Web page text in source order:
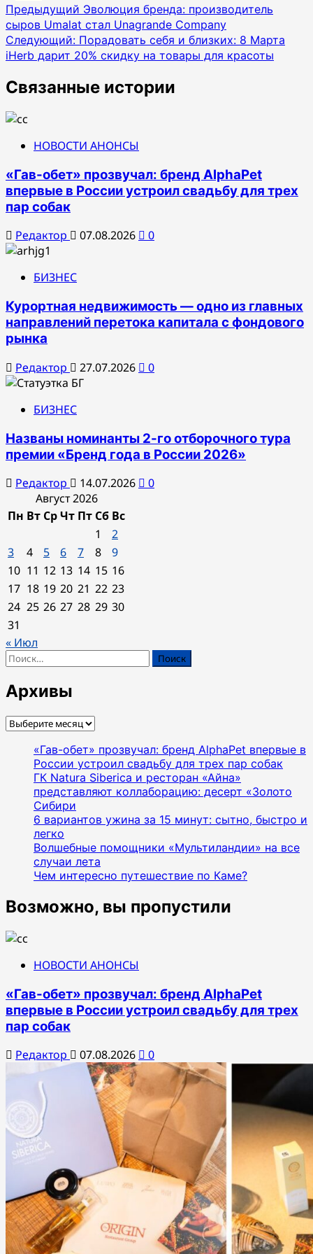
Навигация
по
записям
Предыдущий Эволюция бренда: производитель
сыров Umalat стал Unagrande Company
Следующий: Порадовать себя и близких: 8 Марта
iHerb дарит 20% скидку на товары для красоты
Связанные истории
НОВОСТИ АНОНСЫ
«Гав-обет» прозвучал: бренд AlphaPet
впервые в России устроил свадьбу для трех
пар собак
Редактор 07.08.2026 0
БИЗНЕС
Курортная недвижимость — одно из главных
направлений перетока капитала с фондового
рынка
Редактор 27.07.2026 0
БИЗНЕС
Названы номинанты 2-го отборочного тура
премии «Бренд года в России 2026»
Редактор 14.07.2026
0
Август 2026
Пн Вт СрЧт Пт Сб Вс
1
2
3
4 5 6 7 8
9
10 11 12 13 14 15 16
17 18 19 20 21 22 23
24 25 26 27 28 29 30
31
« Июл
Найти:
Архивы
Архивы
«Гав-обет» прозвучал: бренд AlphaPet впервые в
России устроил свадьбу для трех пар собак
ГК Natura Siberica и ресторан «Айна»
представляют коллаборацию: десерт «Золото
Сибири
6 вариантов ужина за 15 минут: сытно, быстро и
легко
Волшебные помощники «Мультиландии» на все
случаи лета
Чем интересно путешествие по Каме?
Возможно, вы пропустили
НОВОСТИ АНОНСЫ
«Гав-обет» прозвучал: бренд AlphaPet
впервые в России устроил свадьбу для трех
пар собак
Редактор 07.08.2026 0